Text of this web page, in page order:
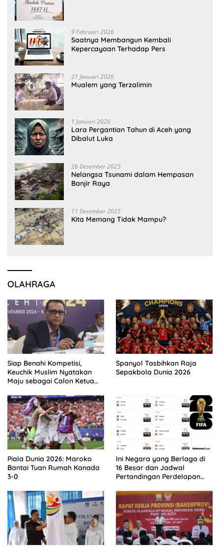
9 Februari 2026
Saatnya Membangun Kembali
Kepercayaan Terhadap Pers
21 Januari 2026
Mualem yang Terzalimin
1 Januari 2026
Lara Pergantian Tahun di Aceh yang
Dibalut Luka
26 Desember 2025
Nelangsa Tsunami dalam Hempasan
Banjir Raya
11 Desember 2025
Kita Memang Tidak Mampu?
OLAHRAGA
Siap Benahi Kompetisi,
Keuchik Muslim Nyatakan
Maju sebagai Calon Ketua
Spanyol Tasbihkan Raja
Sepakbola Dunia 2026
Piala Dunia 2026: Maroko
Bantai Tuan Rumah Kanada
3-0
Ini Negara yang Berlaga di
16 Besar dan Jadwal
Pertandingan Perdelapan